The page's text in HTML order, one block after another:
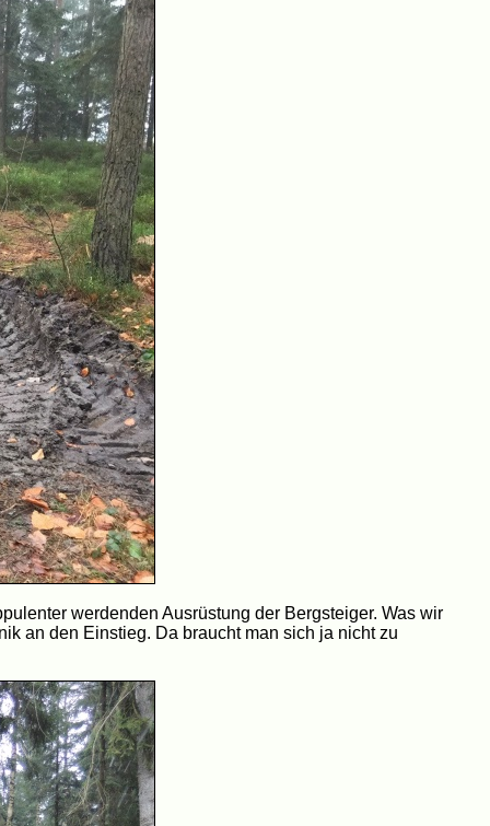
werdenden Ausrüstung der Bergsteiger. Was wir
an den Einstieg. Da braucht man sich ja nicht zu